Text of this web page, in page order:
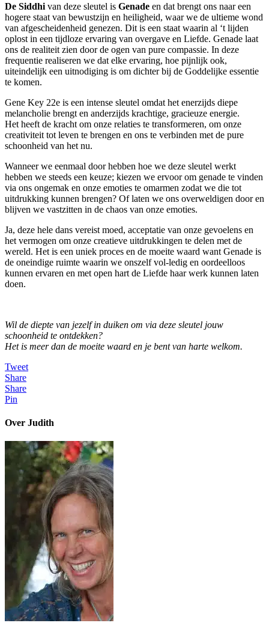
De Siddhi van deze sleutel is Genade en dat brengt ons naar een
hogere staat van bewustzijn en heiligheid, waar we de ultieme wond
van afgescheidenheid genezen. Dit is een staat waarin al ‘t lijden
oplost in een tijdloze ervaring van overgave en Liefde. Genade laat
ons de realiteit zien door de ogen van pure compassie. In deze
frequentie realiseren we dat elke ervaring, hoe pijnlijk ook,
uiteindelijk een uitnodiging is om dichter bij de Goddelijke essentie
te komen.
Gene Key 22e is een intense sleutel omdat het enerzijds diepe
melancholie brengt en anderzijds krachtige, gracieuze energie.
Het heeft de kracht om onze relaties te transformeren, om onze
creativiteit tot leven te brengen en ons te verbinden met de pure
schoonheid van het nu.
Wanneer we eenmaal door hebben hoe we deze sleutel werkt
hebben we steeds een keuze; kiezen we ervoor om genade te vinden
via ons ongemak en onze emoties te omarmen zodat we die tot
uitdrukking kunnen brengen? Of laten we ons overweldigen door en
blijven we vastzitten in de chaos van onze emoties.
Ja, deze hele dans vereist moed, acceptatie van onze gevoelens en
het vermogen om onze creatieve uitdrukkingen te delen met de
wereld. Het is een uniek proces en de moeite waard want Genade is
de oneindige ruimte waarin we onszelf vol-ledig en oordeelloos
kunnen ervaren en met open hart de Liefde haar werk kunnen laten
doen.
Wil de diepte van jezelf in duiken om via deze sleutel jouw
schoonheid te ontdekken?
Het is meer dan de moeite waard en je bent van harte welkom.
Tweet
Share
Share
Pin
Over Judith